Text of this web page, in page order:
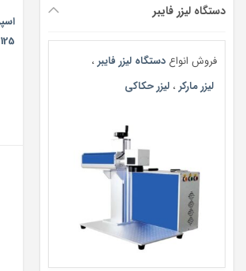
دستگاه لیزر فایبر
فروش انواع دستگاه لیزر فایبر ،
لیزر مارکر ، لیزر حکاکی
125 میلی لیتر